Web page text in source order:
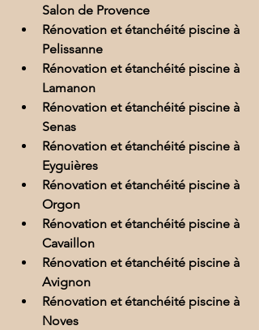
Salon de Provence
Rénovation et étanchéité piscine à
Pelissanne
Rénovation et étanchéité piscine à
Lamanon
Rénovation et étanchéité piscine à
Senas
Rénovation et étanchéité piscine à
Eyguières
Rénovation et étanchéité piscine à
Orgon
Rénovation et étanchéité piscine à
Cavaillon
Rénovation et étanchéité piscine à
Avignon
Rénovation et étanchéité piscine à
Noves